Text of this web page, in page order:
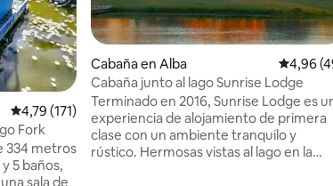
Calificación promedio: 4,79 de 5. 171 evaluaciones
4,79 (171)
Fork
334 metros
5 baños,
sala de
Cabaña en Alba
4,96
Cabaña junto al lago Sunrise Lodge
Terminado en 2016, Sunrise Lodge es
experiencia de alojamiento de primera
clase con un ambiente tranquilo y
rústico. Hermosas vistas al lago en la